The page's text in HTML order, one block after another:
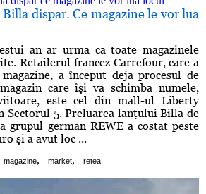
dispar. Ce magazine le vor lua
an ar urma ca toate magazinele
Retailerul francez Carrefour, care a
a început deja procesul de
care îşi va schimba numele,
este cel din mall-ul Liberty
Sectorul 5. Preluarea lanţului Billa de
grupul german REWE a costat peste
şi a avut loc ...
magazine, market, retea